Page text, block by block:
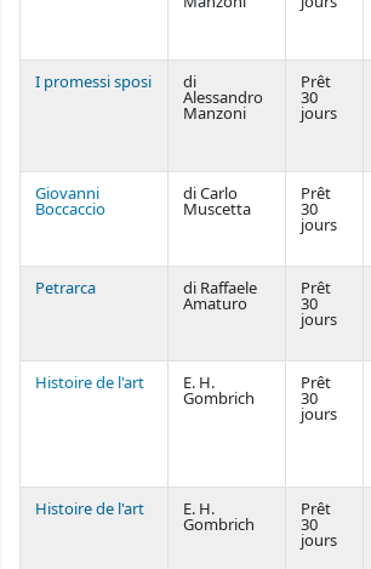
I promessi sposi di
Alessandro
Manzoni
Prêt
30
jours
Giovanni
Boccaccio
di Carlo
Muscetta
Prêt
30
jours
Petrarca di Raffaele
Amaturo
Prêt
30
jours
Histoire de l'art E. H.
Gombrich
Prêt
30
jours
Histoire de l'art E. H.
Gombrich
Prêt
30
jours